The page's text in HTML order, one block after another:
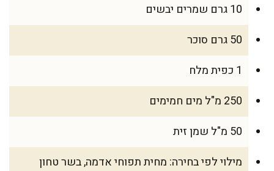
10 גרם שמרים יבשים
50 גרם סוכר
1 כפית מלח
250 מ"ל מים חמימים
50 מ"ל שמן זית
מילוי לפי בחירה: מחית תפוחי אדמה, בשר טחון